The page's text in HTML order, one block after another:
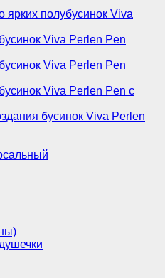
ярких полубусинок Viva
Viva Perlen Pen
Viva Perlen Pen
Viva Perlen Pen с
бусинок Viva Perlen